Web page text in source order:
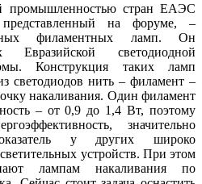
промышленностью стран ЕАЭС
на форуме, –
филаментных ламп. Он
светодиодной
Конструкция таких ламп
светодиодов нить – филамент –
накаливания. Один филамент
– от 0,9 до 1,4 Вт, поэтому
значительно
у других широко
устройств. При этом
лампам накаливания по